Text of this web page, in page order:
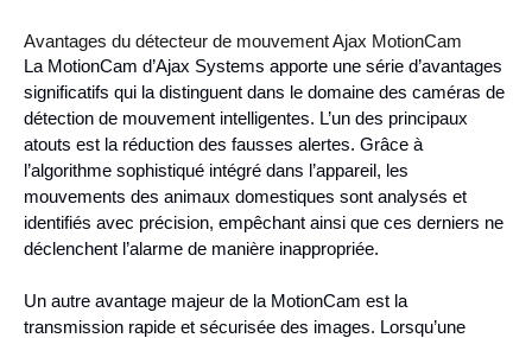
Avantages du détecteur de mouvement Ajax MotionCam
La MotionCam d’Ajax Systems apporte une série d’avantages
significatifs qui la distinguent dans le domaine des caméras de
détection de mouvement intelligentes. L’un des principaux
atouts est la réduction des fausses alertes. Grâce à
l’algorithme sophistiqué intégré dans l’appareil, les
mouvements des animaux domestiques sont analysés et
identifiés avec précision, empêchant ainsi que ces derniers ne
déclenchent l’alarme de manière inappropriée.
Un autre avantage majeur de la MotionCam est la
transmission rapide et sécurisée des images. Lorsqu’une